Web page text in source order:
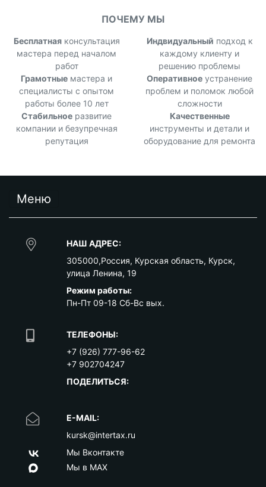
ПОЧЕМУ МЫ
Бесплатнаяконсультация
мастера перед началом
работ
Индвидуальный подход к
каждому клиенту и
решению проблемы
Грамотные мастера и
специалисты с опытом
работы более 10 лет
Оперативное устранение
проблем и поломок любой
сложности
Стабильное развитие
компании и безупречная
репутация
Качественные
инструменты и детали и
оборудование для ремонта
Меню
НАШ АДРЕС:
305000,Россия, Курская область, Курск,
улица Ленина, 19
Режим работы:
Пн-Пт 09-18 Сб-Вс вых.
ТЕЛЕФОНЫ:
+7 (926) 777-96-62
+7 902704247
ПОДЕЛИТЬСЯ:
E-MAIL:
kursk@intertax.ru
Мы Вконтакте
Мы в MAX